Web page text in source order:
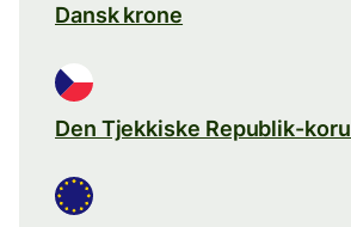
Dansk krone
Den Tjekkiske Republik-